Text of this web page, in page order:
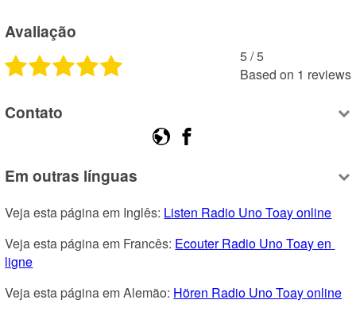
Avaliação
5 /5
Based on 1 reviews
Contato
Em outras línguas
Veja esta página em Inglês: Listen Radio Uno Toay online
Veja esta página em Francês: Ecouter Radio Uno Toay en
ligne
Veja esta página em Alemão: Hören Radio Uno Toay online